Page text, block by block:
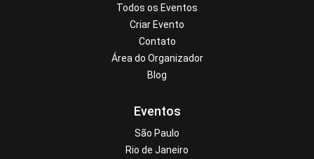
Todos os Eventos
Criar Evento
Contato
Área do Organizador
Blog
Eventos
São Paulo
Rio de Janeiro